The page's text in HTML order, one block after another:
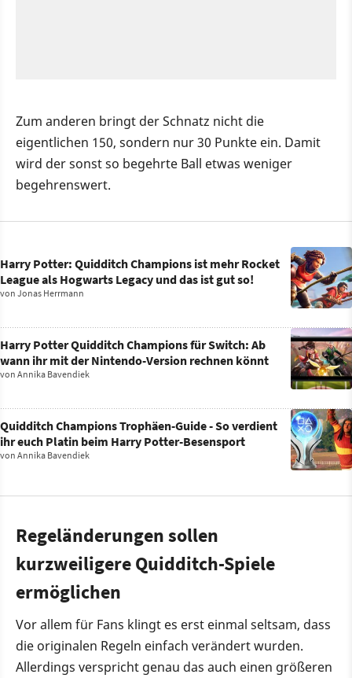
Zum anderen bringt der Schnatz nicht die
eigentlichen 150, sondern nur 30 Punkte ein. Damit
wird der sonst so begehrte Ball etwas weniger
begehrenswert.
Harry Potter: Quidditch Champions ist mehr Rocket
League als Hogwarts Legacy und das ist gut so!
von Jonas Herrmann
Harry Potter Quidditch Champions für Switch: Ab
wann ihr mit der Nintendo-Version rechnen könnt
von Annika Bavendiek
Quidditch Champions Trophäen-Guide - So verdient
ihr euch Platin beim Harry Potter-Besensport
von Annika Bavendiek
Regeländerungen sollen
kurzweiligere Quidditch-Spiele
ermöglichen
Vor allem für Fans klingt es erst einmal seltsam, dass
die originalen Regeln einfach verändert wurden.
Allerdings verspricht genau das auch einen größeren